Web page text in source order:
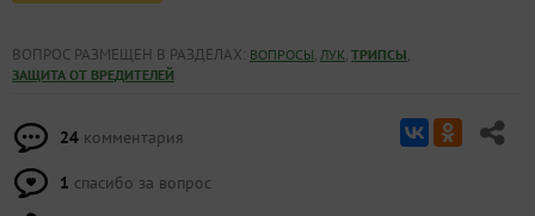
ВОПРОС РАЗМЕЩЕН В РАЗДЕЛАХ: ВОПРОСЫ, ЛУК, ТРИПСЫ,
ЗАЩИТА ОТ ВРЕДИТЕЛЕЙ
24 комментария
1 спасибо за вопрос